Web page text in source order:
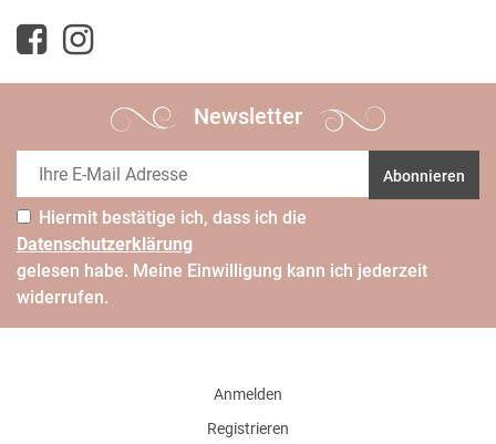
Newsletter
Abonnieren
Hiermit bestätige ich, dass ich die
Daten­schutz­erklärung
gelesen habe. Meine Einwilligung kann ich jederzeit
widerrufen.
Anmelden
Registrieren